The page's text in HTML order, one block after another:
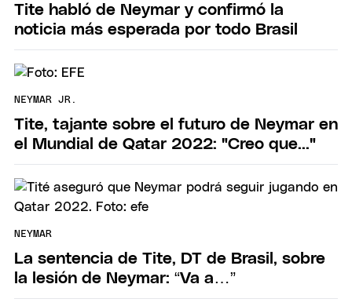
Tite habló de Neymar y confirmó la
noticia más esperada por todo Brasil
NEYMAR JR.
Tite, tajante sobre el futuro de Neymar en
el Mundial de Qatar 2022: "Creo que..."
NEYMAR
La sentencia de Tite, DT de Brasil, sobre
la lesión de Neymar: “Va a…”